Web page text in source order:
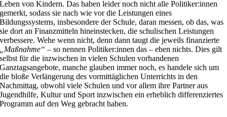
Leben von Kindern. Das haben leider noch nicht alle Politiker:innen
gemerkt, sodass sie nach wie vor die Leistungen eines
Bildungssystems, insbesondere der Schule, daran messen, ob das, was
sie dort an Finanzmitteln hineinstecken, die schulischen Leistungen
verbessere. Wehe wenn nicht, denn dann taugt die jeweils finanzierte
„Maßnahme“ – so nennen Politiker:innen das – eben nichts. Dies gilt
selbst für die inzwischen in vielen Schulen vorhandenen
Ganztagsangebote, manche glauben immer noch, es handele sich um
die bloße Verlängerung des vormittäglichen Unterrichts in den
Nachmittag, obwohl viele Schulen und vor allem ihre Partner aus
Jugendhilfe, Kultur und Sport inzwischen ein erheblich differenziertes
Programm auf den Weg gebracht haben.